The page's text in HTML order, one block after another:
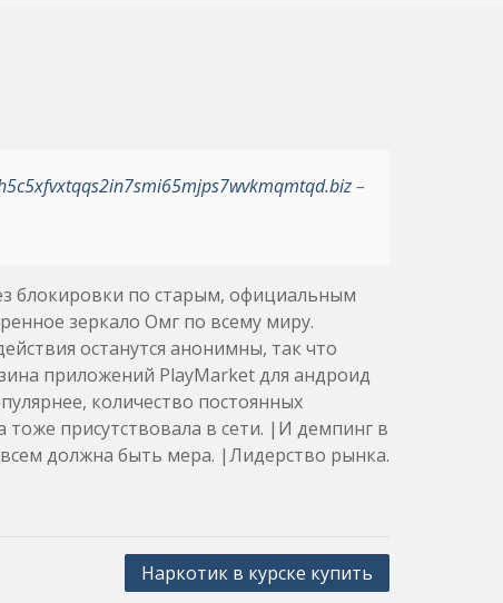
–
блокировки по старым, официальным
зеркало Омг по всему миру.
останутся анонимны, так что
приложений PlayMarket для андроид
количество постоянных
тоже присутствовала в сети. |И демпинг в
должна быть мера. |Лидерство рынка.
Наркотик в курске купить